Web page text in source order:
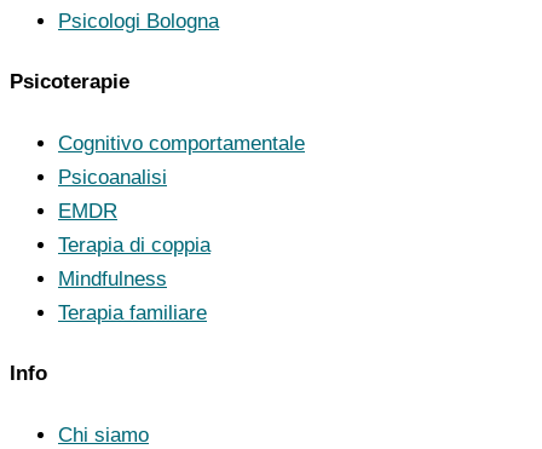
Psicologi Bologna
Psicoterapie
Cognitivo comportamentale
Psicoanalisi
EMDR
Terapia di coppia
Mindfulness
Terapia familiare
Info
Chi siamo